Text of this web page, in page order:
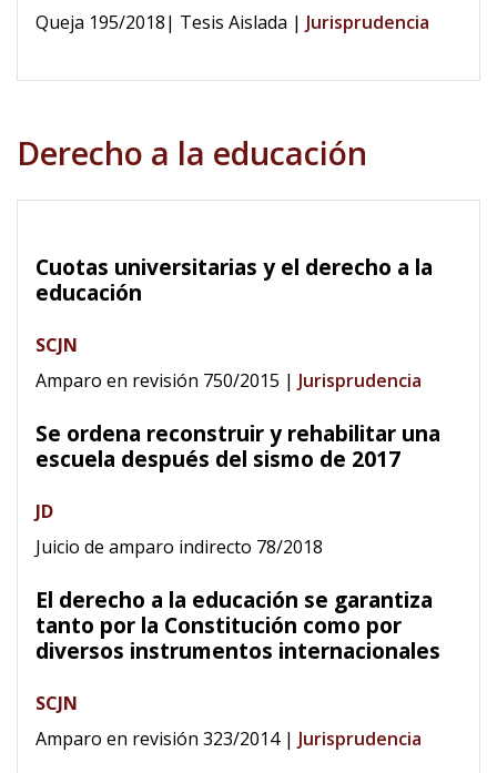
Queja 195/2018| Tesis Aislada | Jurisprudencia
Derecho a la educación
Cuotas universitarias y el derecho a la
educación
SCJN
Amparo en revisión 750/2015 | Jurisprudencia
Se ordena reconstruir y rehabilitar una
escuela después del sismo de 2017
JD
Juicio de amparo indirecto 78/2018
El derecho a la educación se garantiza
tanto por la Constitución como por
diversos instrumentos internacionales
SCJN
Amparo en revisión 323/2014 | Jurisprudencia